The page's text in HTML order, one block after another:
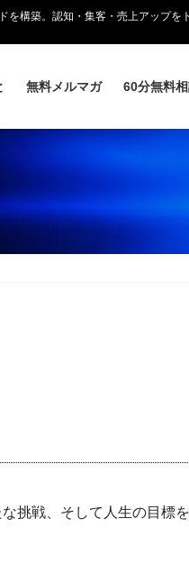
構築。認知・集客・売上アップを
無料メルマガ 60分無料
挑戦、そして人生の目標